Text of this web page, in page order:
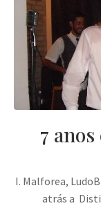
7
I. Malforea,
atrás a